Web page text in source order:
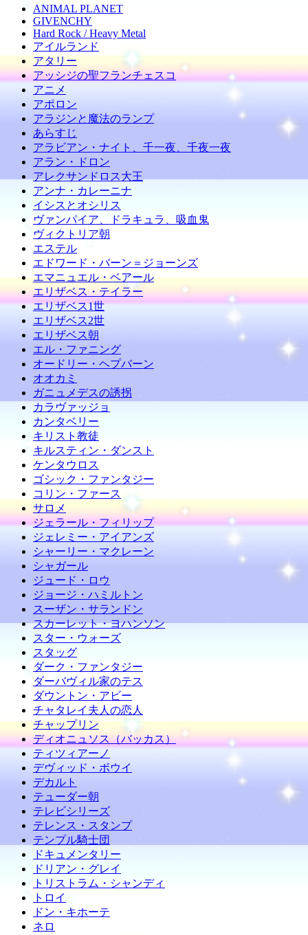
ANIMAL PLANET
GIVENCHY
Hard Rock / Heavy Metal
アイルランド
アタリー
アッシジの聖フランチェスコ
アニメ
アポロン
アラジンと魔法のランプ
あらすじ
アラビアン・ナイト、千一夜、千夜一夜
アラン・ドロン
アレクサンドロス大王
アンナ・カレーニナ
イシスとオシリス
ヴァンパイア、ドラキュラ、吸血鬼
ヴィクトリア朝
エステル
エドワード・バーン＝ジョーンズ
エマニュエル・ベアール
エリザベス・テイラー
エリザベス1世
エリザベス2世
エリザベス朝
エル・ファニング
オードリー・ヘプバーン
オオカミ
ガニュメデスの誘拐
カラヴァッジョ
カンタベリー
キリスト教徒
キルスティン・ダンスト
ケンタウロス
ゴシック・ファンタジー
コリン・ファース
サロメ
ジェラール・フィリップ
ジェレミー・アイアンズ
シャーリー・マクレーン
シャガール
ジュード・ロウ
ジョージ・ハミルトン
スーザン・サランドン
スカーレット・ヨハンソン
スター・ウォーズ
スタッグ
ダーク・ファンタジー
ダーバヴィル家のテス
ダウントン・アビー
チャタレイ夫人の恋人
チャップリン
ディオニュソス（バッカス）
ティツィアーノ
デヴィッド・ボウイ
デカルト
テューダー朝
テレビシリーズ
テレンス・スタンプ
テンプル騎士団
ドキュメンタリー
ドリアン・グレイ
トリストラム・シャンディ
トロイ
ドン・キホーテ
ネロ